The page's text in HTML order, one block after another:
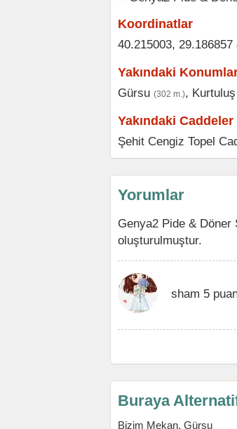
Koordinatlar
40.215003, 29.186857
Yakındaki
Gürsu (302 m.), Kurtuluş
Yakındaki Caddeler
Şehit Cengiz Topel
Yorumlar
Genya2 Pide & Döner
oluşturulmuştur.
sham 5
Buraya
Bizim Mekan, Gürsu